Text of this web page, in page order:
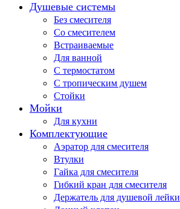
Душевые системы
Без смесителя
Со смесителем
Встраиваемые
Для ванной
С термостатом
С тропическим душем
Стойки
Мойки
Для кухни
Комплектующие
Аэратор для смесителя
Втулки
Гайка для смесителя
Гибкий кран для смесителя
Держатель для душевой лейки